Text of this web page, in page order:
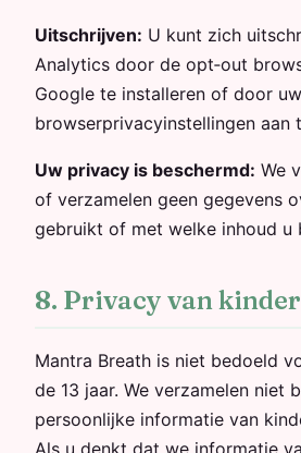
Uitschrijven: U kunt zich
Analytics door de opt‑out
Google te installeren of door uw
browserprivacyinstellingen aan
Uw privacy is beschermd: We
of verzamelen geen gegevens
gebruikt of met welke inhoud u
8. Privacy van
Mantra Breath is niet bedoeld
de 13 jaar. We verzamelen niet
persoonlijke informatie van
Als u denkt dat we informatie